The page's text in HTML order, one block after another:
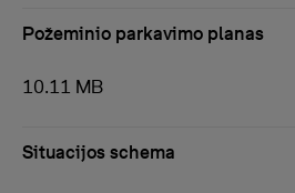
Požeminio parkavimo planas
10.11 MB
Situacijos schema